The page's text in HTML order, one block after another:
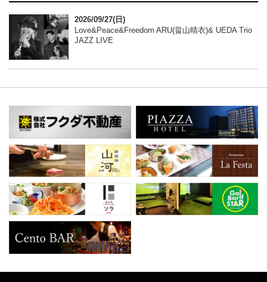
2026/09/27(日)
Love&Peace&Freedom ARU(畠山晴衣)& UEDA Trio
JAZZ LIVE